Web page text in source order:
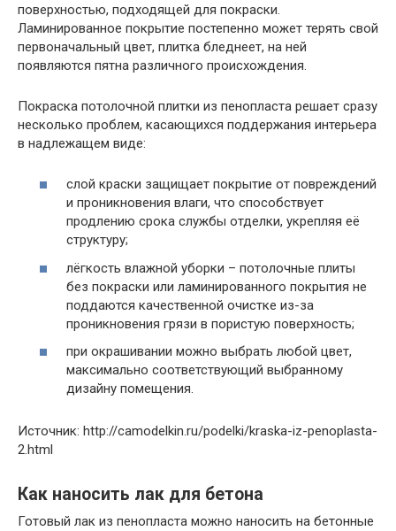
поверхностью, подходящей для покраски.
Ламинированное покрытие постепенно может терять свой
первоначальный цвет, плитка бледнеет, на ней
появляются пятна различного происхождения.
Покраска потолочной плитки из пенопласта решает сразу
несколько проблем, касающихся поддержания интерьера
в надлежащем виде:
слой краски защищает покрытие от повреждений
и проникновения влаги, что способствует
продлению срока службы отделки, укрепляя её
структуру;
лёгкость влажной уборки – потолочные плиты
без покраски или ламинированного покрытия не
поддаются качественной очистке из-за
проникновения грязи в пористую поверхность;
при окрашивании можно выбрать любой цвет,
максимально соответствующий выбранному
дизайну помещения.
Источник: http://camodelkin.ru/podelki/kraska-iz-penoplasta-
2.html
Как наносить лак для бетона
Готовый лак из пенопласта можно наносить на бетонные